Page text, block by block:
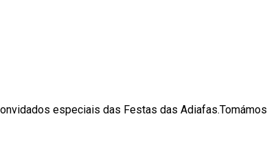
especiais das Festas das Adiafas.Tomámos